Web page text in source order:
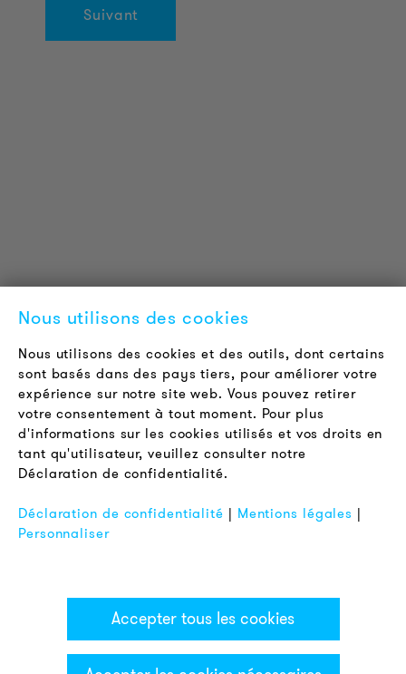
Suivant
Offres d'emploi
Newsletter
LÉGAL
Conditions Générales de Vente
Protection des Données
Mentions Légales
Nous utilisons des cookies
Nous utilisons des cookies et des outils, dont certains
sont basés dans des pays tiers, pour améliorer votre
expérience sur notre site web. Vous pouvez retirer
votre consentement à tout moment. Pour plus
d'informations sur les cookies utilisés et vos droits en
tant qu'utilisateur, veuillez consulter notre
Déclaration de confidentialité.
Déclaration de confidentialité | Mentions légales |
Personnaliser
Accepter tous les cookies